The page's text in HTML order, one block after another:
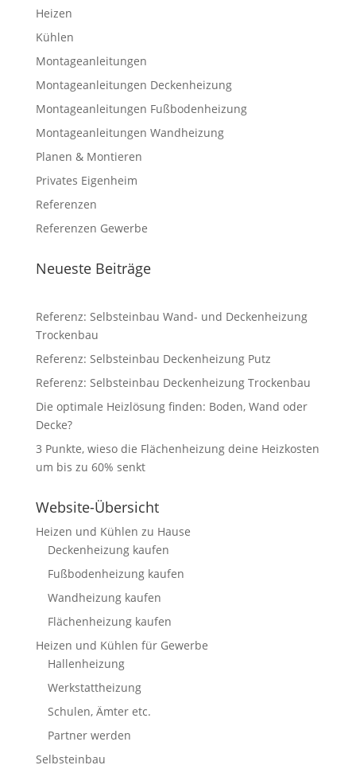
Heizen
Kühlen
Montageanleitungen
Montageanleitungen Deckenheizung
Montageanleitungen Fußbodenheizung
Montageanleitungen Wandheizung
Planen & Montieren
Privates Eigenheim
Referenzen
Referenzen Gewerbe
Neueste Beiträge
Referenz: Selbsteinbau Wand- und Deckenheizung
Trockenbau
Referenz: Selbsteinbau Deckenheizung Putz
Referenz: Selbsteinbau Deckenheizung Trockenbau
Die optimale Heizlösung finden: Boden, Wand oder
Decke?
3 Punkte, wieso die Flächenheizung deine Heizkosten
um bis zu 60% senkt
Website-Übersicht
Heizen und Kühlen zu Hause
Deckenheizung kaufen
Fußbodenheizung kaufen
Wandheizung kaufen
Flächenheizung kaufen
Heizen und Kühlen für Gewerbe
Hallenheizung
Werkstattheizung
Schulen, Ämter etc.
Partner werden
Selbsteinbau